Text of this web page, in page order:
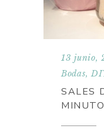
13 junio,
Bodas,
SALES